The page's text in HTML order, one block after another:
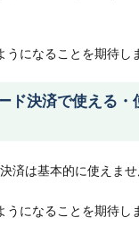
になることを期待し
ド決済で使える・
済は基本的に使えませ
になることを期待し